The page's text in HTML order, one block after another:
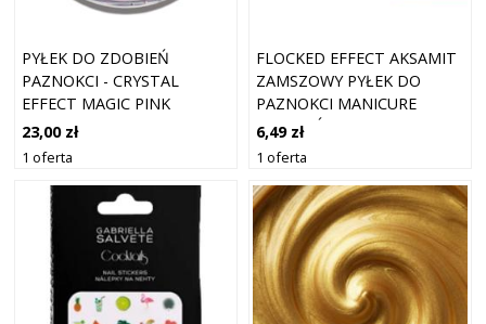
PYŁEK DO ZDOBIEŃ
PAZNOKCI - CRYSTAL
EFFECT MAGIC PINK
23,00 zł
1 oferta
FLOCKED EFFECT AKSAMIT
ZAMSZOWY PYŁEK DO
PAZNOKCI MANICURE
ZDOBIEŃ CZERWONY
6,49 zł
1 oferta